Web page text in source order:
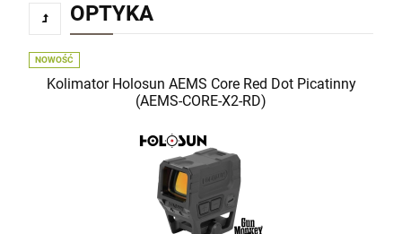
OPTYKA
Kolimator Holosun AEMS Core Red Dot Picatinny
(AEMS-CORE-X2-RD)
NOWOŚĆ